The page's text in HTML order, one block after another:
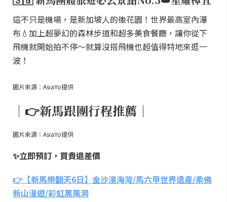
這不只是機場，是新加坡人的後花園！世界最高室內瀑
布💧加上超夢幻的森林步道和超多美食餐廳，讓你從下
飛機就開始拍不停～就算沒搭飛機也超值得特地來逛一
波！
圖片來源：AsiaYo提供
｜👉新馬跟團行程推薦｜
圖片來源：AsiaYo提供
✨立即預訂，買貴退差價
👉【新馬樂翻天6日】金沙濱海灣/馬六甲世界遺產/柔佛
新山漫遊/彩虹黑風洞